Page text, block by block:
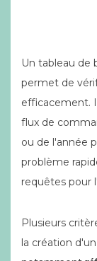
Un tableau de
permet de
efficacement.
flux de
ou de l'année
problème
requêtes pour
Plusieurs
la création